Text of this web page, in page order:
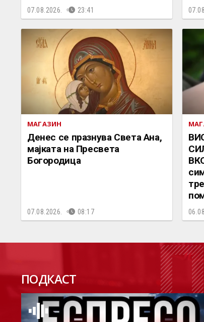
07.08.2026. 23:41
МАГАЗИН
Денес се празнува Света Ана,
мајката на Пресвета
Богородица
07.08.2026. 08:17
ПОДКАСТ